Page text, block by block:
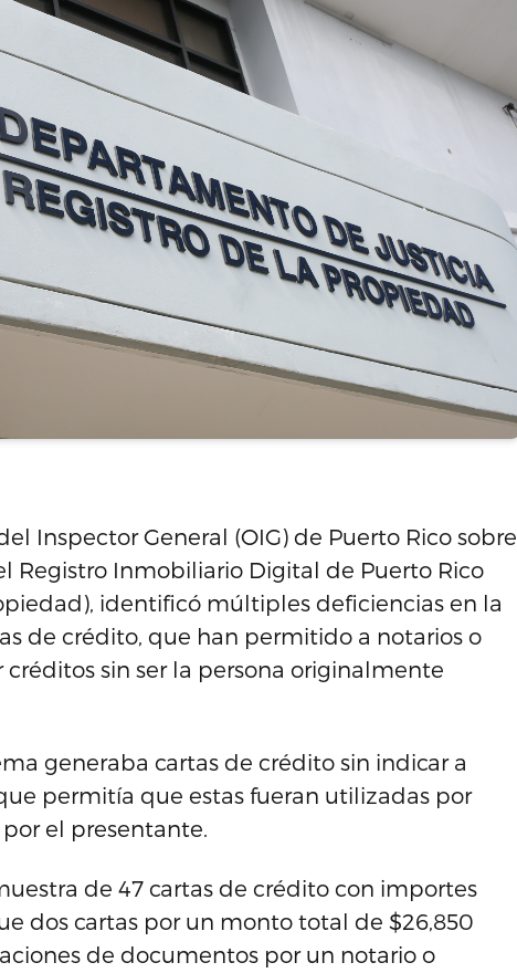
Inspector General (OIG) de Puerto Rico sobre
Registro Inmobiliario Digital de Puerto Rico
identificó múltiples deficiencias en la
de crédito, que han permitido a notarios o
sin ser la persona originalmente
generaba cartas de crédito sin indicar a
permitía que estas fueran utilizadas por
el presentante.
de 47 cartas de crédito con importes
dos cartas por un monto total de $26,850
de documentos por un notario o